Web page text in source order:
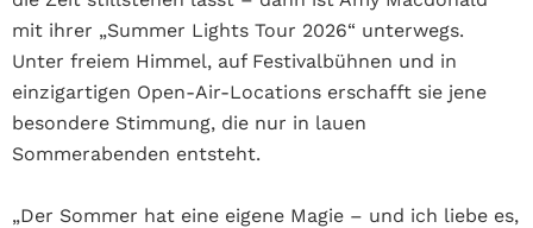
mit ihrer „Summer Lights Tour 2026“ unterwegs.
Unter freiem Himmel, auf Festivalbühnen und in
einzigartigen Open-Air-Locations erschafft sie jene
besondere Stimmung, die nur in lauen
Sommerabenden entsteht.
„Der Sommer hat eine eigene Magie – und ich liebe es,